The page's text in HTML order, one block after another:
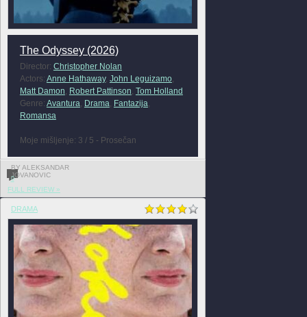
The Odyssey (2026)
Director: Christopher Nolan
Actors: Anne Hathaway, John Leguizamo,
Matt Damon Robert Pattinson Tom Holland
Genre: Avantura Drama Fantazija
Romansa
Moje mišljenje: 3 / 5 - Prosečan
BY ALEKSANDAR
JOVANOVIC
0
FULL REVIEW »
DRAMA